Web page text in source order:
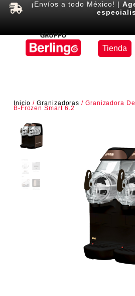
¡Envíos a todo México! |
Tienda
Inicio /Granizadoras / Granizadora
B-Frozen Smart 6.2